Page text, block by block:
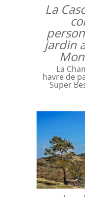
La
jardin
La
havre de
Super